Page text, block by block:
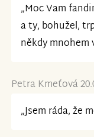
„Moc Vam
a ty, bohužel,
někdy mnohem
Petra Kmeťová
„Jsem ráda, že